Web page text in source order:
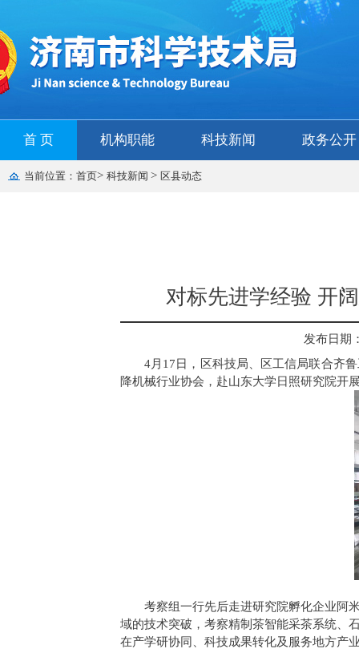
首 页 机构职能 科技新闻 政务公开
当前位置： 首页> 科技新闻 > 区县动态
对标先进学经验 开
发布日期
4月17日，区科技局、区工信局联合齐
降机械行业协会，赴山东大学日照研究院开
考察组一行先后走进研究院孵化企业阿
域的技术突破，考察精制茶智能采茶系统、
在产学研协同、科技成果转化及服务地方产